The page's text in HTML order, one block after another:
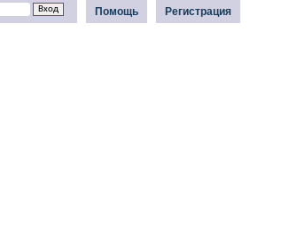
Регистрация
Помощь